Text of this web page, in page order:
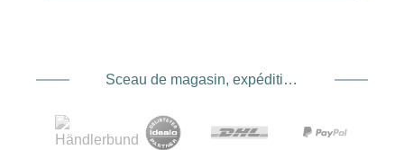
Sceau de magasin, expédition et expédition. Prestataire de services de paiement